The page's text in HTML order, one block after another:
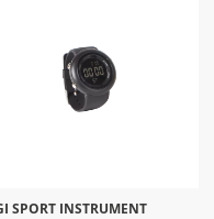
SPORT INSTRUMENT